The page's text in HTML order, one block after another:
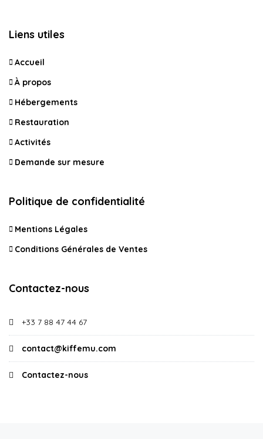
Liens utiles
Accueil
À propos
Hébergements
Restauration
Activités
Demande sur mesure
Politique de confidentialité
Mentions Légales
Conditions Générales de Ventes
Contactez-nous
+33 7 88 47 44 67
contact@kiffemu.com
Contactez-nous